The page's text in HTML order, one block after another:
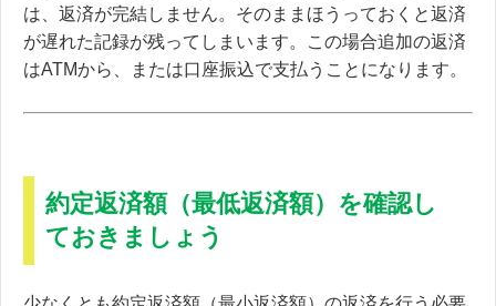
は、返済が完結しません。そのままほうっておくと返済
が遅れた記録が残ってしまいます。この場合追加の返済
はATMから、または口座振込で支払うことになります。
約定返済額（最低返済額）を確認し
ておきましょう